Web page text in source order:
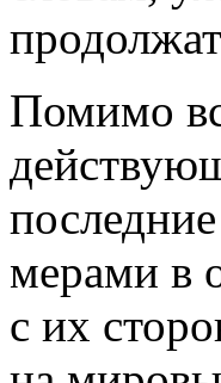
Помимо
мерами в
с их